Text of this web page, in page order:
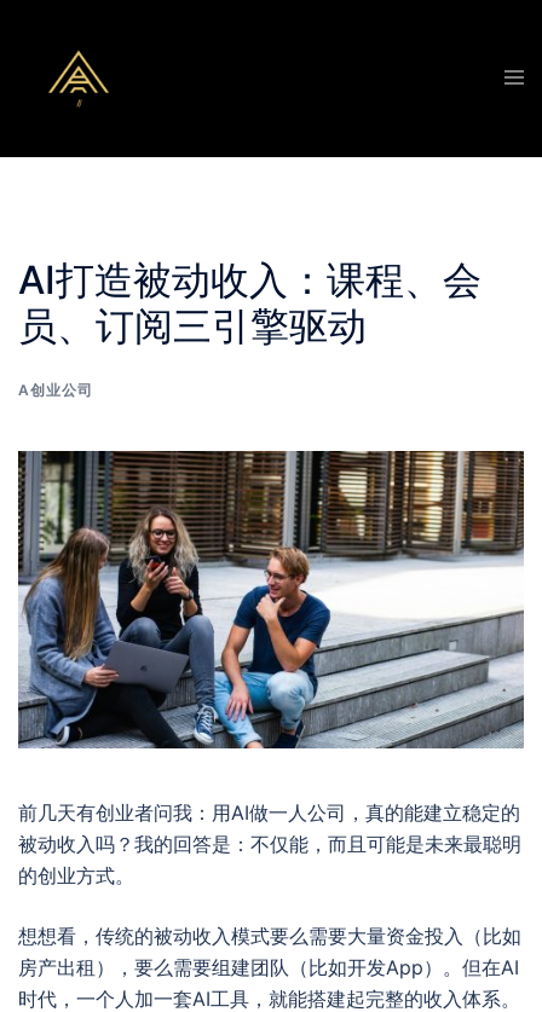
content
AI打造被动收入：课程、会
员、订阅三引擎驱动
A创业公司
前几天有创业者问我：用AI做一人公司，真的能建立稳定的
被动收入吗？我的回答是：不仅能，而且可能是未来最聪明
的创业方式。
想想看，传统的被动收入模式要么需要大量资金投入（比如
房产出租），要么需要组建团队（比如开发App）。但在AI
时代，一个人加一套AI工具，就能搭建起完整的收入体系。